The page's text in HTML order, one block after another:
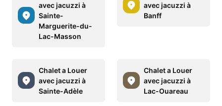
avec jacuzzi à
Sainte-
Marguerite-du-
Lac-Masson
avec jacuzzi à
Banff
Chalet a Louer
avec jacuzzi à
Sainte-Adèle
Chalet a Louer
avec jacuzzi à
Lac-Ouareau